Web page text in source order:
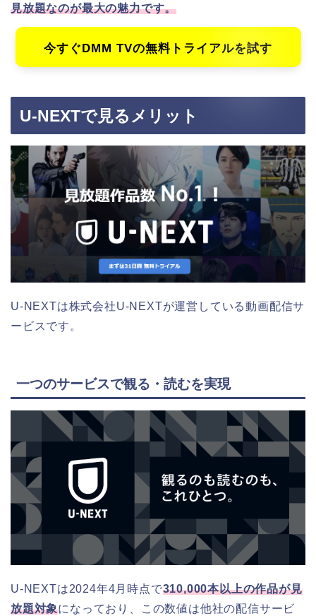
見放題なのが最大の魅力です。
今すぐDMM TVの無料トライアルを試す
U-NEXTで見るメリット
U-NEXTは株式会社U-NEXTが運営している動画配信サ
ービスです。
一つのサービスで観る・読むを実現
U-NEXTは2024年4月時点で310,000本以上の作品が⾒
放題対象になっており、この数値は他社の配信サービ